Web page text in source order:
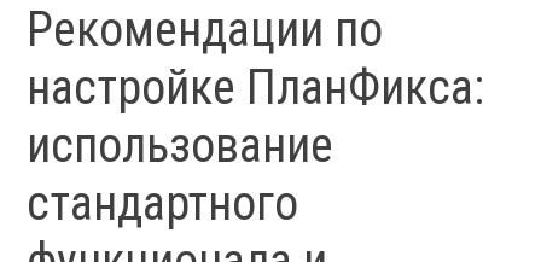
Рекомендации по
настройке ПланФикса:
использование
стандартного